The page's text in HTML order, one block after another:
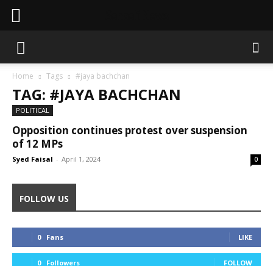
Home Tags #jaya bachchan
TAG: #JAYA BACHCHAN
POLITICAL
Opposition continues protest over suspension
of 12 MPs
Syed Faisal - April 1, 2024 0
FOLLOW US
0 Fans LIKE
0 Followers FOLLOW